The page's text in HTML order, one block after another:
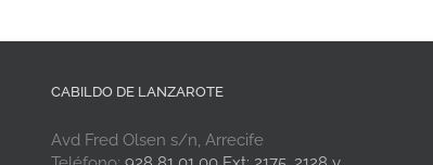
CABILDO DE LANZAROTE
Avd Fred Olsen s/n, Arrecife